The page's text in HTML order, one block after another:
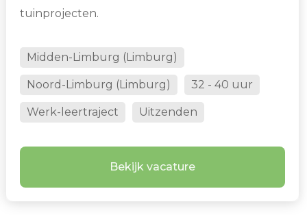
tuinprojecten.
Midden-Limburg (Limburg)
Noord-Limburg (Limburg) 32 - 40 uur
Werk-leertraject Uitzenden
Bekijk vacature